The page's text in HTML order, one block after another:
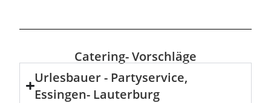
Catering- Vorschläge
Urlesbauer - Partyservice,
Essingen- Lauterburg